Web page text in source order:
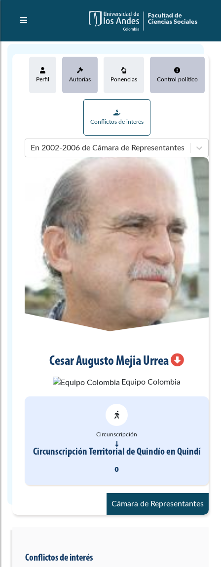
Perfil Autorías Ponencias Control político
Conflictos de interés
En 2002-2006 de Cámara de Representantes
Cesar Augusto Mejia Urrea
Equipo Colombia
Circunscripción
Circunscripción Territorial de QuindíoenQuindí
o
Cámara de Representantes
Conflictos de interés